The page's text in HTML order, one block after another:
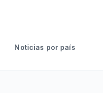
Noticias por país